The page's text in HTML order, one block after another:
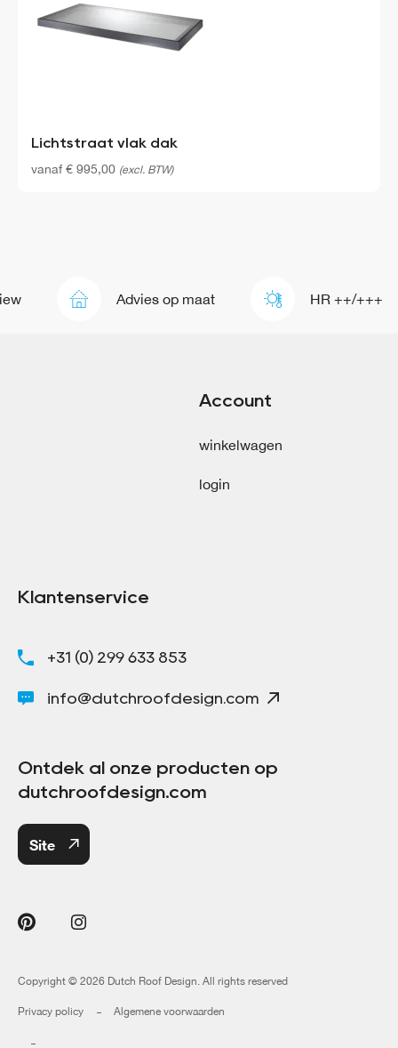
Lichtstraat vlak dak
vanaf € 995,00 (excl. BTW)
Advies op maat HR ++/+++
Account
winkelwagen
login
Klantenservice
+31 (0) 299 633 853
info@dutchroofdesign.com
Ontdek al onze producten op
dutchroofdesign.com
Site
Copyright © 2026 Dutch Roof Design. All rights reserved
Privacy policy Algemene voorwaarden